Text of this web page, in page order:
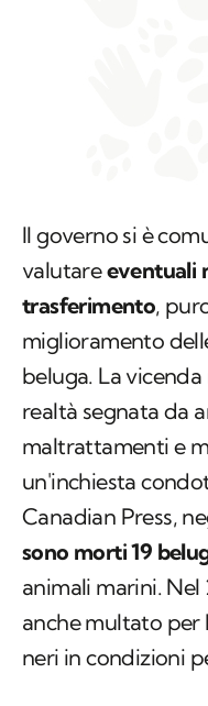
Il governo si è
valutareeventuali
trasferimento,
miglioramento
beluga. La
realtà segnata da
maltrattamenti e
un'inchiesta
Canadian Press,
sono morti 19
animali marini.
anche multato per
neri in condizioni